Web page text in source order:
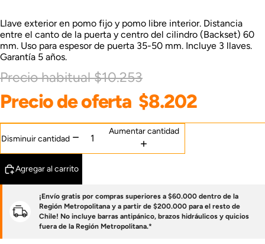
Llave exterior en pomo fijo y pomo libre interior. Distancia
entre el canto de la puerta y centro del cilindro (Backset) 60
mm. Uso para espesor de puerta 35-50 mm. Incluye 3 llaves.
Garantía 5 años.
Precio habitual$10.253
Precio de oferta $8.202
Disminuir cantidad
Aumentar cantidad
Agregar al carrito
¡Envío gratis por compras superiores a $60.000 dentro de la
Región Metropolitana y a partir de $200.000 para el resto de
Chile! No incluye barras antipánico, brazos hidráulicos y quicios
fuera de la Región Metropolitana.*